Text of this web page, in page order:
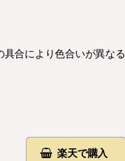
合により色合いが異なる
楽天で購入